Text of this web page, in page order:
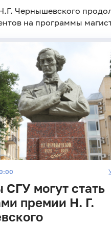
Чернышевского
на программы
СГУ могут стать
премии Н. Г.